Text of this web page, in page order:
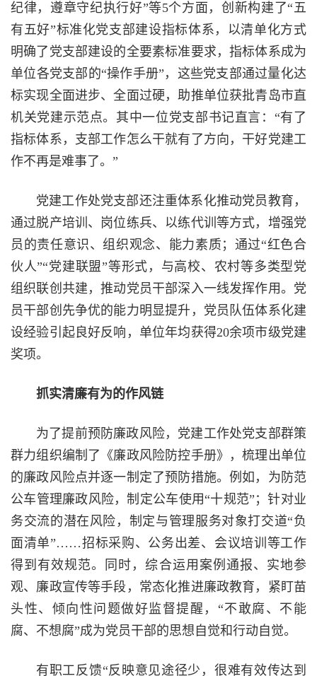
纪律，遵章守纪执行好”等5个方面，创新构建了“五
有五好”标准化党支部建设指标体系，以清单化方式
明确了党支部建设的全要素标准要求，指标体系成为
单位各党支部的“操作手册”，这些党支部通过量化达
标实现全面进步、全面过硬，助推单位获批青岛市直
机关党建示范点。其中一位党支部书记直言：“有了
指标体系，支部工作怎么干就有了方向，干好党建工
作不再是难事了。”
党建工作处党支部还注重体系化推动党员教育，
通过脱产培训、岗位练兵、以练代训等方式，增强党
员的责任意识、组织观念、能力素质；通过“红色合
伙人”“党建联盟”等形式，与高校、农村等多类型党
组织联创共建，推动党员干部深入一线发挥作用。党
员干部创先争优的能力明显提升，党员队伍体系化建
设经验引起良好反响，单位年均获得20余项市级党建
奖项。
抓实清廉有为的作风链
为了提前预防廉政风险，党建工作处党支部群策
群力组织编制了《廉政风险防控手册》，梳理出单位
的廉政风险点并逐一制定了预防措施。例如，为防范
公车管理廉政风险，制定公车使用“十规范”；针对业
务交流的潜在风险，制定与管理服务对象打交道“负
面清单”……招标采购、公务出差、会议培训等工作
得到有效规范。同时，综合运用案例通报、实地参
观、廉政宣传等手段，常态化推进廉政教育，紧盯苗
头性、倾向性问题做好监督提醒，“不敢腐、不能
腐、不想腐”成为党员干部的思想自觉和行动自觉。
有职工反馈“反映意见途径少，很难有效传达到